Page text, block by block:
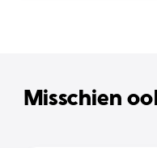
Misschien